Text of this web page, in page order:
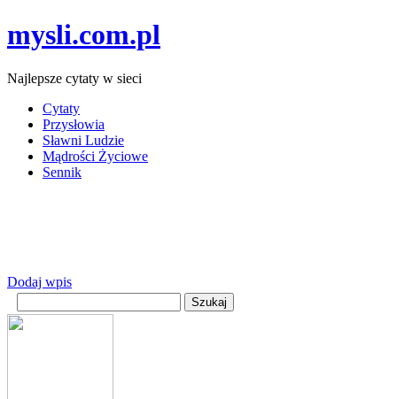
mysli.com.pl
Najlepsze cytaty w sieci
Cytaty
Przysłowia
Sławni Ludzie
Mądrości Życiowe
Sennik
Dodaj wpis